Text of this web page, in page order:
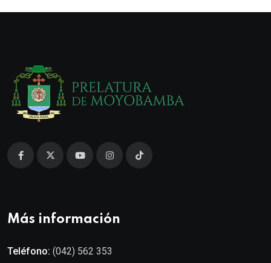
Más información
Teléfono: (042) 562 353